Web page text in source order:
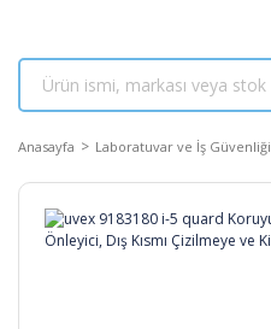
Anasayfa Laboratuvar ve İş Güvenliği